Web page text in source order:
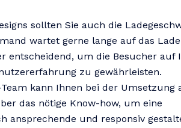
sollten Sie auch die
wartet gerne lange auf das
entscheidend, um die Besucher auf
zu gewährleisten.
kann Ihnen bei der Umsetzung
das nötige Know-how, um eine
ansprechende und responsiv